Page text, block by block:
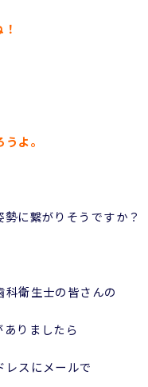
よ。
に繋がりそうですか？
衛生士の皆さんの
りましたら
スにメールで